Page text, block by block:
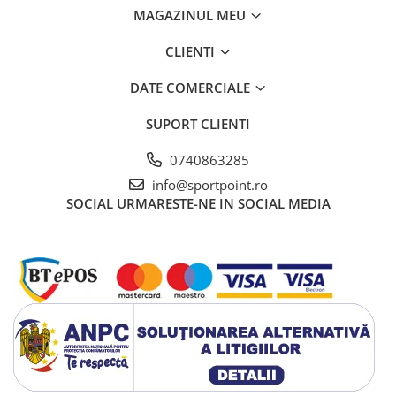
MAGAZINUL MEU
CLIENTI
DATE COMERCIALE
SUPORT CLIENTI
0740863285
info@sportpoint.ro
SOCIAL URMARESTE-NE IN SOCIAL MEDIA